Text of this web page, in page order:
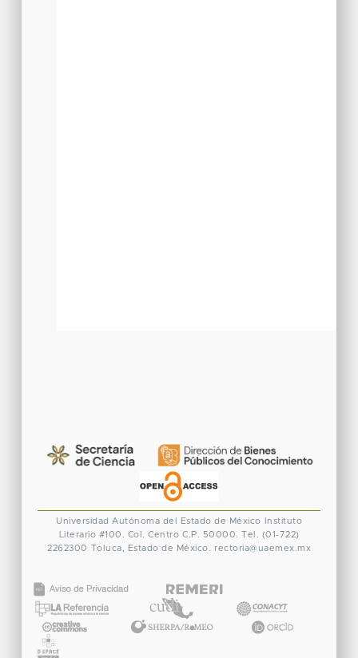
Universidad Autónoma del Estado de México
Instituto
Literario #100. Col. Centro C.P. 50000. Tel. (01-722)
2262300 Toluca, Estado de México. rectoria@uaemex.mx